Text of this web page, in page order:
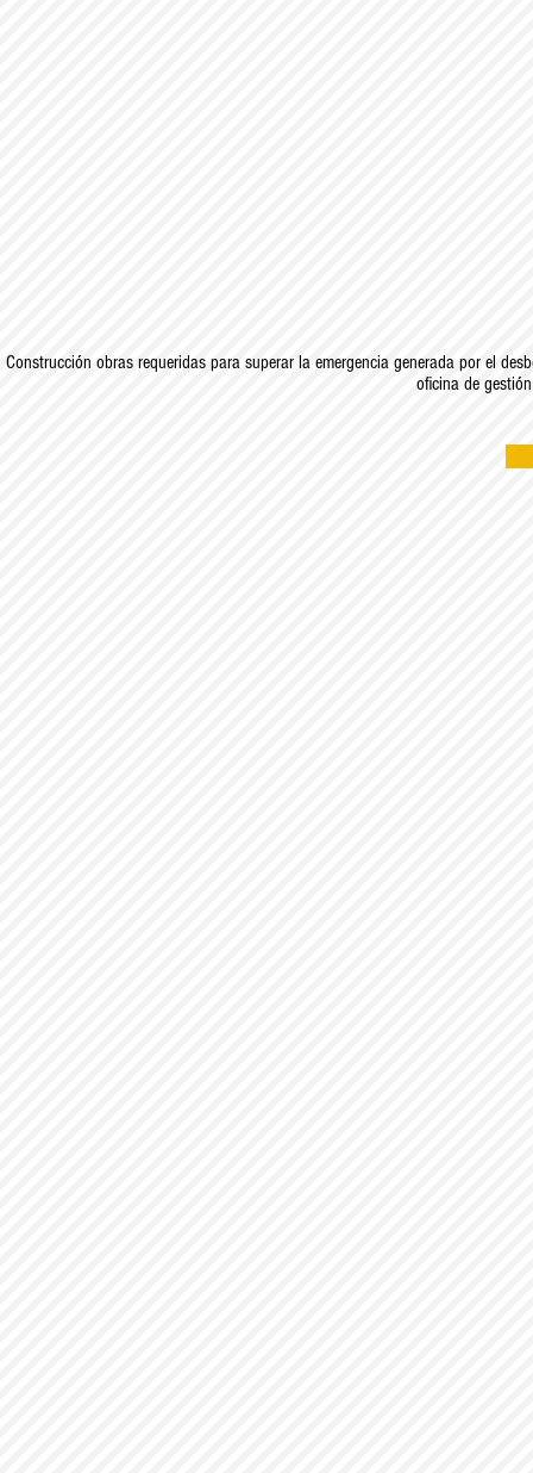
Construcción obras requeridas para superar la emergencia generada por el
oficina de